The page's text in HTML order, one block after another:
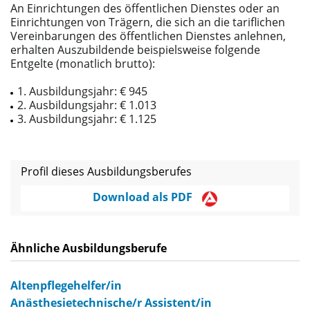
An Einrichtungen des öffentlichen Dienstes oder an
Einrichtungen von Trägern, die sich an die tariflichen
Vereinbarungen des öffentlichen Dienstes anlehnen,
erhalten Auszubildende beispielsweise folgende
Entgelte (monatlich brutto):
1. Ausbildungsjahr: € 945
2. Ausbildungsjahr: € 1.013
3. Ausbildungsjahr: € 1.125
Profil dieses Ausbildungsberufes
Download als PDF
Ähnliche Ausbildungsberufe
Altenpflegehelfer/in
Anästhesietechnische/r Assistent/in